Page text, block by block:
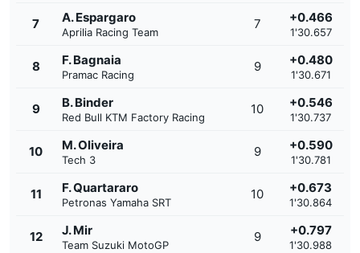
7 A. Espargaro
Aprilia Racing Team
7 +0.466
1'30.657
8 F. Bagnaia
Pramac Racing
9 +0.480
1'30.671
9 B. Binder
Red Bull KTM Factory Racing
10 +0.546
1'30.737
10 M. Oliveira
Tech 3
9 +0.590
1'30.781
11 F. Quartararo
Petronas Yamaha SRT
10 +0.673
1'30.864
12 J. Mir
Team Suzuki MotoGP
9 +0.797
1'30.988